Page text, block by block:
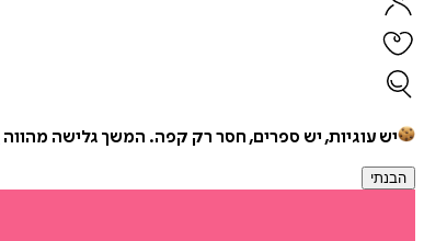
יש עוגיות, יש ספרים, חסר רק קפה. המשך גלישה מהווה
הבנתי